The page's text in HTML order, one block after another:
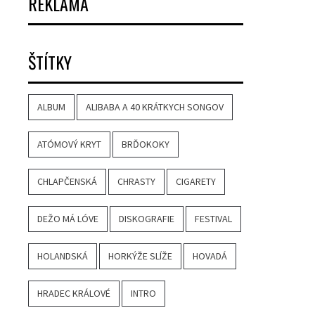
ŠTÍTKY
ALBUM ALIBABA A 40 KRÁTKYCH SONGOV
ATÓMOVÝ KRYT BRĎOKOKY
CHLAPČENSKÁ CHRASTY CIGARETY
DEŽO MÁ LÓVE DISKOGRAFIE FESTIVAL
HOLANDSKÁ HORKÝŽE SLÍŽE HOVADÁ
HRADEC KRÁLOVÉ INTRO